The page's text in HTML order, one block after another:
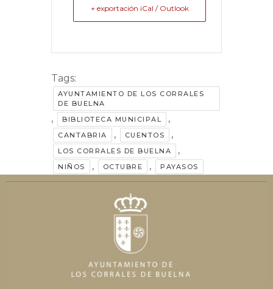
+ exportación iCal / Outlook
Tags:
AYUNTAMIENTO DE LOS CORRALES
DE BUELNA
, BIBLIOTECA MUNICIPAL ,
CANTABRIA , CUENTOS ,
LOS CORRALES DE BUELNA ,
NIÑOS , OCTUBRE , PAYASOS